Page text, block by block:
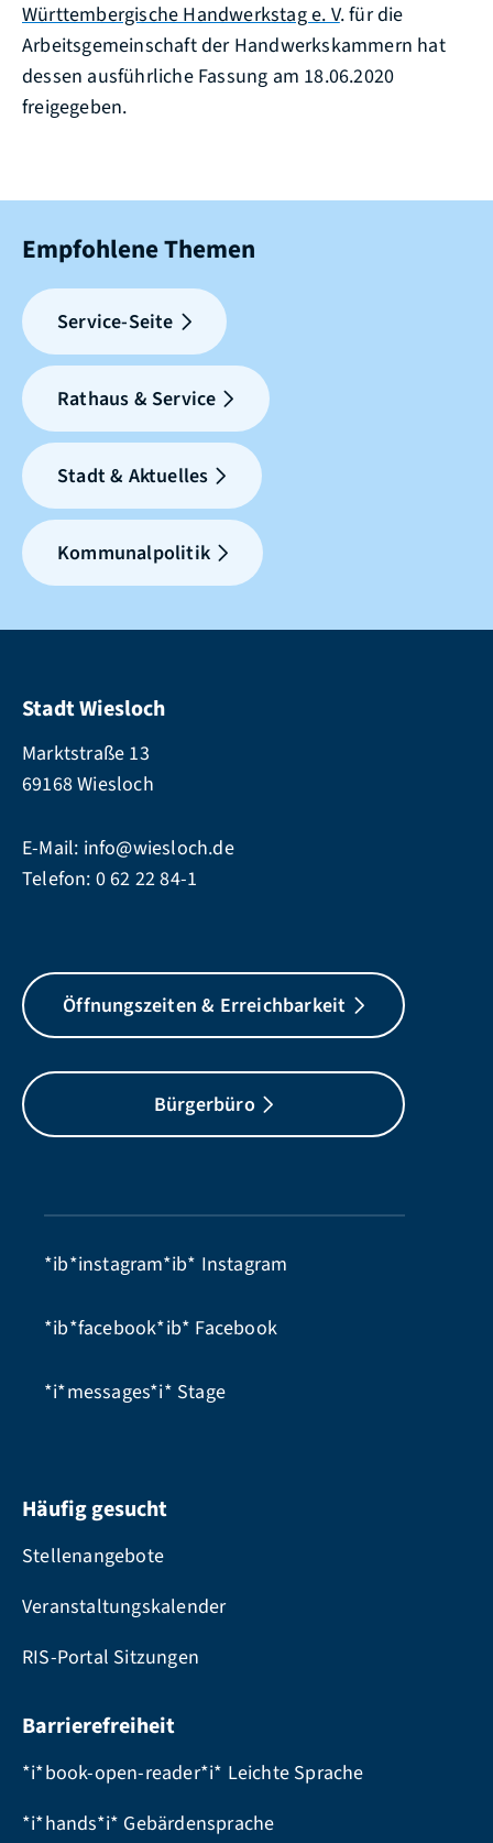
Württembergische Handwerkstag e. V. für die
Arbeitsgemeinschaft der Handwerkskammern hat
dessen ausführliche Fassung am 18.06.2020
freigegeben.
Empfohlene Themen
Service-Seite
Rathaus & Service
Stadt & Aktuelles
Kommunalpolitik
Stadt Wiesloch
Marktstraße 13
69168 Wiesloch
E-Mail: info@wiesloch.de
Telefon: 0 62 22 84-1
Öffnungszeiten & Erreichbarkeit
Bürgerbüro
*ib*instagram*ib* Instagram
*ib*facebook*ib* Facebook
*i*messages*i* Stage
Häufig gesucht
Stellenangebote
Veranstaltungskalender
RIS-Portal Sitzungen
Barrierefreiheit
*i*book-open-reader*i* Leichte Sprache
*i*hands*i* Gebärdensprache